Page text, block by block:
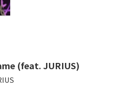
(feat. JURIUS)